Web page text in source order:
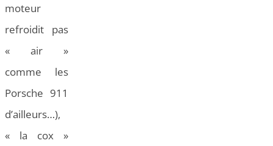
moteur
refroidit pas
« air »
comme les
Porsche 911
d’ailleurs…),
« la cox »